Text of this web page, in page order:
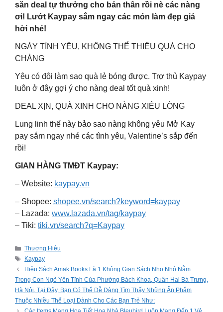
săn deal tự thưởng cho bản thân rồi nè các nàng
ơi! Lướt Kaypay sắm ngay các món làm đẹp giá
hời nhé!
NGÀY TÌNH YÊU, KHÔNG THỂ THIẾU QUÀ CHO
CHÀNG
Yêu có đôi làm sao quà lẻ bóng được. Trợ thủ Kaypay
luôn ở đây gợi ý cho nàng deal tốt quà xinh!
DEAL XỊN, QUÀ XINH CHO NÀNG XIÊU LÒNG
Lung linh thế này bảo sao nàng không yêu Mở Kay
pay sắm ngay nhé các tình yêu, Valentine’s sắp đến
rồi!
GIAN HÀNG TMĐT Kaypay:
– Website: kaypay.vn
– Shopee: shopee.vn/search?keyword=kaypay
– Lazada: www.lazada.vn/tag/kaypay
– Tiki: tiki.vn/search?q=Kaypay
Categories
Thương Hiệu
Tags
Kaypay
Hiệu Sách Amak Books Là 1 Không Gian Sách Nho Nhỏ Nằm
Trong Con Ngõ Yên Tĩnh Của Phường Bách Khoa, Quận Hai Bà Trưng,
Hà Nội. Tại Đây, Bạn Có Thể Dễ Dàng Tìm Thấy Những Ấn Phẩm
Thuộc Nhiều Thể Loại Dành Cho Các Bạn Trẻ Như: